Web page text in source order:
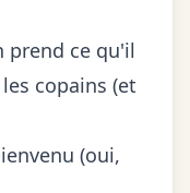
prend ce qu'il
copains (et
(oui,